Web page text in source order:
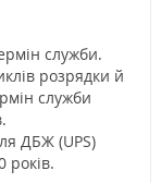
служби.
розрядки й
служби
ДБЖ (UPS)